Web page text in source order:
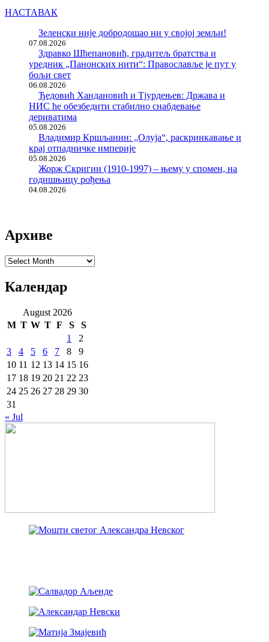
НАСТАВАК
Зеленски није добродошао ни у својој земљи!
07.08.2026
Здравко Шћепановић, градитељ братства и
уредник „Панонских нити“: Православље је пут у
бољи свет
06.08.2026
Ђедовић Хандановић и Тјурдењев: Држава и
НИС ће обезбедити стабилно снабдевање
дериватима
05.08.2026
Владимир Кршљанин: „Олуја“, раскринкавање и
крај отпадничке империје
05.08.2026
Жорж Скригин (1910-1997) – њему у спомен, на
годишњицу рођења
04.08.2026
Архиве
Архиве
Календар
August 2026
M T W T F S
S
1
2
3
4 5 6 7 8
9
10 11 12 13 14 15 16
17 18 19 20 21 22 23
24 25 26 27 28 29 30
31
« Jul